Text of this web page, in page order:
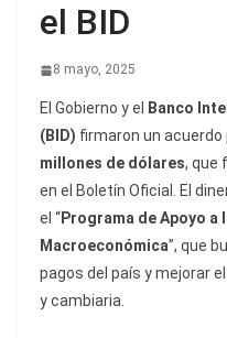
el BID
8 mayo, 2025
El Gobierno y el
Banco
(BID) firmaron un acuerdo
millones de dólares, que
en el Boletín Oficial. El
el “Programa de Apoyo a
Macroeconómica”, que
pagos del país y mejorar
y cambiaria.